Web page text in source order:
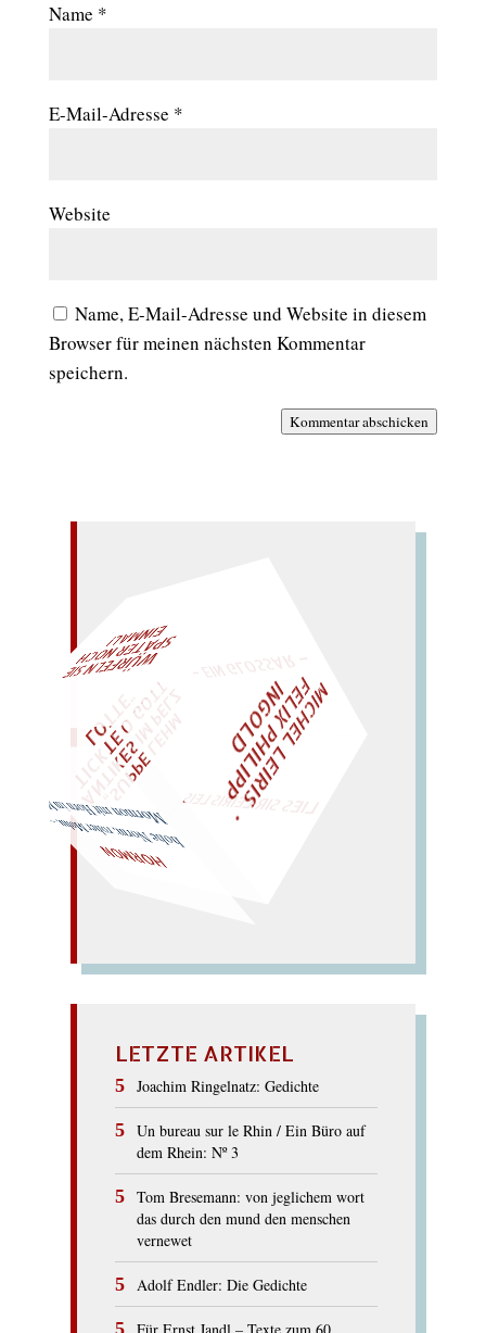
Name *
E-Mail-Adresse *
Website
Name, E-Mail-Adresse und Website in diesem
Browser für meinen nächsten Kommentar
speichern.
Kommentar abschicken
„
S
U
P
P
E
L
E
H
M
A
N
T
I
K
E
S
I
M
P
E
L
Z
T
I
C
K
T
E
O
G
O
T
T
L
O
T
T
E
"
HORMON
hohe Norm; roher Mohn. –
Mormon mit Horn im Moor. M
I
C
H
E
L
L
E
I
R
I
S
・
F
E
L
I
X
P
H
I
L
I
P
P
I
N
G
O
L
D
LIES SIR LEIRIS LEIS
L!
LETZTE ARTIKEL
Joachim Ringelnatz: Gedichte
Un bureau sur le Rhin / Ein Büro auf
dem Rhein: Nº 3
Tom Bresemann: von jeglichem wort
das durch den mund den menschen
vernewet
Adolf Endler: Die Gedichte
Für Ernst Jandl – Texte zum 60.